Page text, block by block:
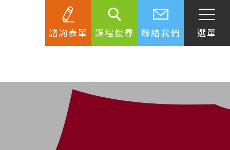
諮詢表單 課程搜尋 聯絡我們 選單
SEC
關於簽證